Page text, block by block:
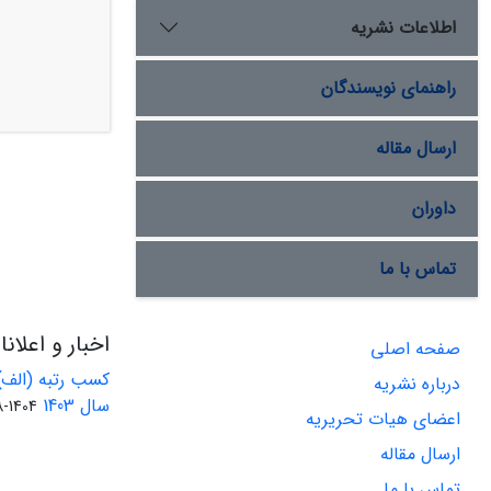
اطلاعات نشریه
راهنمای نویسندگان
ارسال مقاله
داوران
تماس با ما
صفحه اصلی
درباره نشریه
اعضای هیات تحریریه
ارسال مقاله
اخبار و
کسب رتبه
سال 1403
1404-08-01